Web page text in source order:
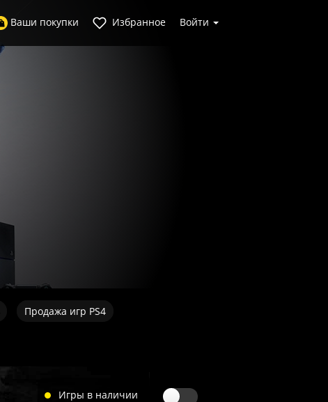
Ваши покупки Избранное Войти
Продажа игр PS4
Игры в наличии